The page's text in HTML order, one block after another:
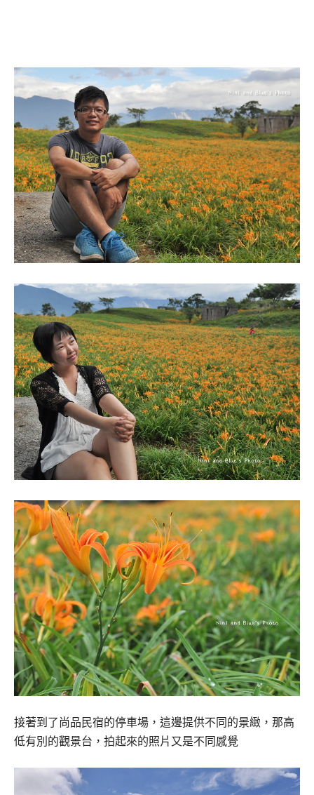
接著到了尚品民宿的停車場， 這邊提供不同的景緻，那高
低有別的觀景台，拍起來的照片又是不同感覺